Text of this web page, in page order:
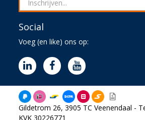
Social
Voeg (en like) ons op:
Gildetrom 26, 3905 TC Veenendaal -
KVK 30226771